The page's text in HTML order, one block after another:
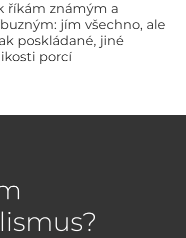
říkám známým a
jím všechno, ale
poskládané, jiné
porcí